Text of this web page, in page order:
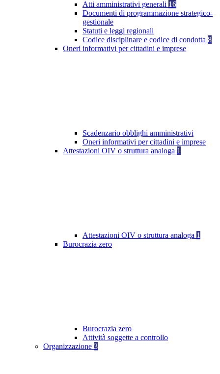
Atti amministrativi generali 16
Documenti di programmazione strategico-
gestionale
Statuti e leggi regionali
Codice disciplinare e codice di condotta 8
Oneri informativi per cittadini e imprese
Scadenzario obblighi amministrativi
Oneri informativi per cittadini e imprese
Attestazioni OIV o struttura analoga 1
Attestazioni OIV o struttura analoga 1
Burocrazia zero
Burocrazia zero
Attività soggette a controllo
Organizzazione 3